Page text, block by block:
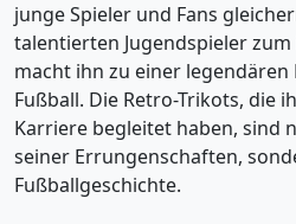
junge Spieler und Fans
talentierten Jugendspieler
macht ihn zu einer
Fußball. Die Retro-Trikots, die
Karriere begleitet haben, sind
seiner Errungenschaften,
Fußballgeschichte.